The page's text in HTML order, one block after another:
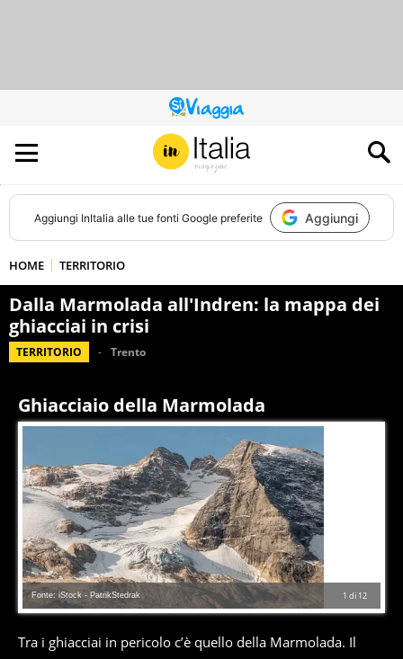
QUESTO
SITO
CONTRIBUISCE
ALL’AUDIENCE
DI
Aggiungi InItalia alle tue fonti Google preferite Aggiungi
HOME TERRITORIO
Dalla Marmolada all'Indren: la mappa dei
ghiacciai in crisi
TERRITORIO Trento
Ghiacciaio della Marmolada
1 di 12
Fonte: iStock - PatrikStedrak
Tra i ghiacciai in pericolo c’è quello della Marmolada. Il